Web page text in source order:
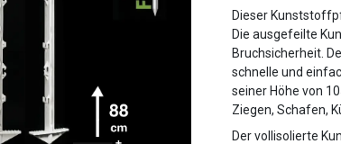
Dieser
Die ausgefeilte
Bruchsicherheit.
schnelle und
seiner Höhe von
Ziegen, Schafen,
Der vollisolierte